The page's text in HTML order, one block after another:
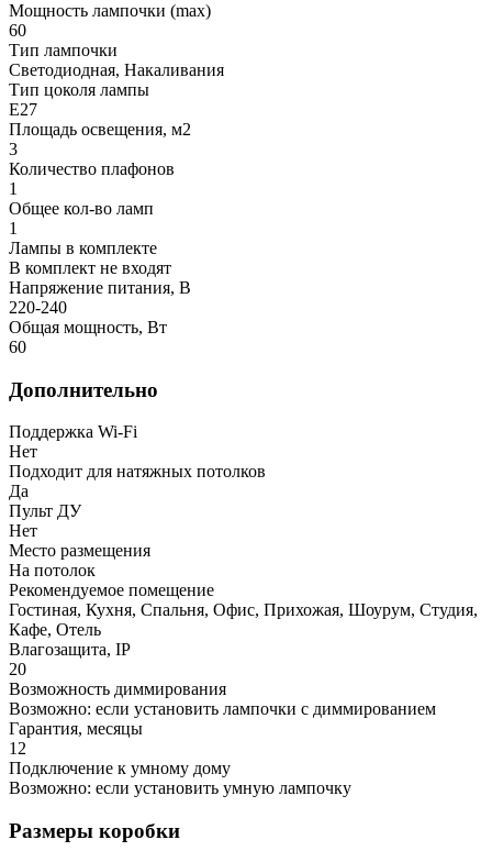
Мощность лампочки (max)
60
Тип лампочки
Светодиодная, Накаливания
Тип цоколя лампы
E27
Площадь освещения, м2
3
Количество плафонов
1
Общее кол-во ламп
1
Лампы в комплекте
В комплект не входят
Напряжение питания, В
220-240
Общая мощность, Вт
60
Дополнительно
Поддержка Wi-Fi
Нет
Подходит для натяжных потолков
Да
Пульт ДУ
Нет
Место размещения
На потолок
Рекомендуемое помещение
Гостиная, Кухня, Спальня, Офис, Прихожая, Шоурум, Студия,
Кафе, Отель
Влагозащита, IP
20
Возможность диммирования
Возможно: если установить лампочки с диммированием
Гарантия, месяцы
12
Подключение к умному дому
Возможно: если установить умную лампочку
Размеры коробки